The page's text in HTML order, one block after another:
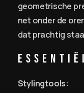
geometrische
net onder de
dat prachtig
Stylingtools: